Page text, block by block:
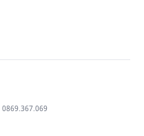
0869.367.069